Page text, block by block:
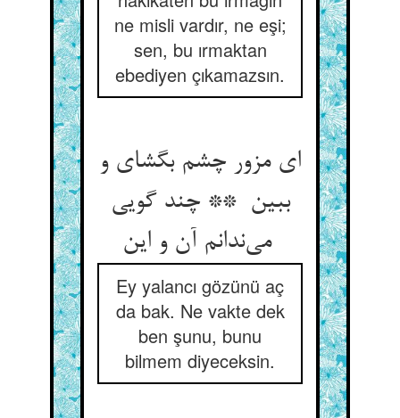
ne misli vardır, ne eşi;
sen, bu ırmaktan
ebediyen çıkamazsın.
ای مزور چشم بگشای و
ببین ** چند گویی
می‌ندانم آن و این
Ey yalancı gözünü aç
da bak. Ne vakte dek
ben şunu, bunu
bilmem diyeceksin.